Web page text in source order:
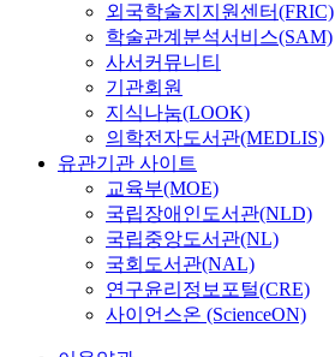
외국학술지지원센터(FRIC)
학술관계분석서비스(SAM)
사서커뮤니티
기관회원
지식나눔(LOOK)
의학전자도서관(MEDLIS)
유관기관 사이트
교육부(MOE)
국립장애인도서관(NLD)
국립중앙도서관(NL)
국회도서관(NAL)
연구윤리정보포털(CRE)
사이언스온 (ScienceON)